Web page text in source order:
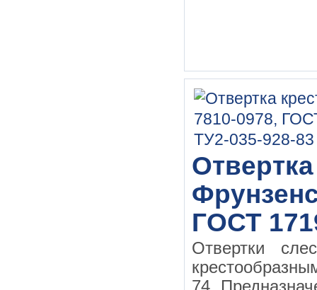
ГОСТ
Отвертки